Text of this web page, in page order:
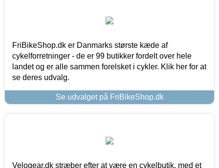
FriBikeShop.dk er Danmarks største kæde af
cykelforretninger - de er 99 butikker fordelt over hele
landet og er alle sammen forelsket i cykler. Klik her for at
se deres udvalg.
Se udvalget på FriBikeShop.dk
Velogear.dk stræber efter at være en cykelbutik, med et